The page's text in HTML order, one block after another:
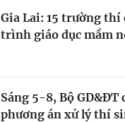
Gia Lai: 15 trường thí
trình giáo dục mầm
Sáng 5-8, Bộ GD&ĐT
phương án xử lý thí